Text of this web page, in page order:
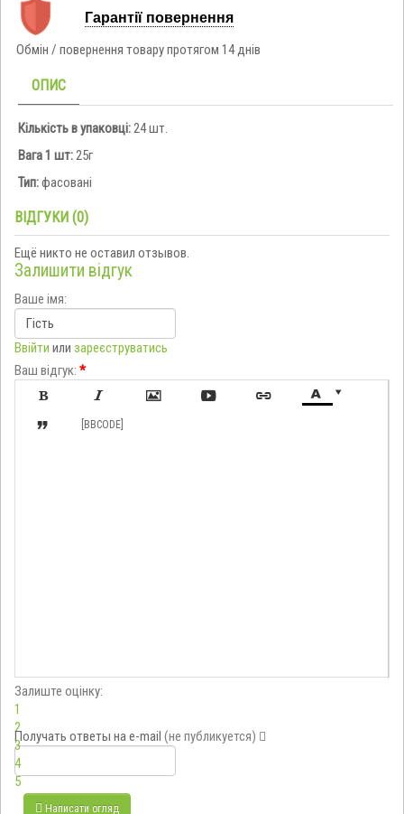
Гарантії повернення
Обмін / повернення товару протягом 14 днів
ОПИС
Кількість в упаковці: 24 шт.
Вага 1 шт: 25г
Тип:фасовані
ВІДГУКИ (0)
Ещё никто не оставил отзывов.
Залишити відгук
Ваше імя:
Ввійти или зареєструватись
Ваш відгук: *

     
 [BBCODE]
Залиште оцінку:
1
2
3
4
5
Получать ответы на e-mail (не публикуется)
Написати огляд